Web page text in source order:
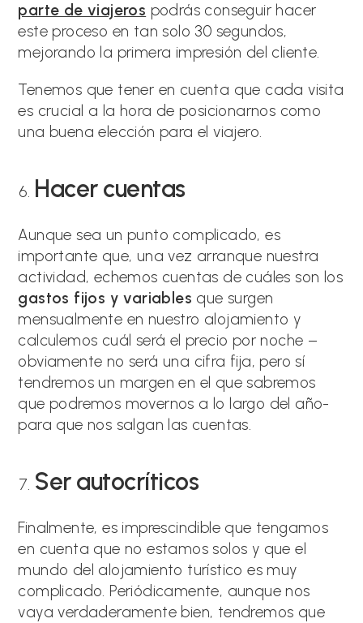
parte de viajeros podrás conseguir hacer
este proceso en tan solo 30 segundos,
mejorando la primera impresión del cliente.
Tenemos que tener en cuenta que cada visita
es crucial a la hora de posicionarnos como
una buena elección para el viajero.
Hacer cuentas
Aunque sea un punto complicado, es
importante que, una vez arranque nuestra
actividad, echemos cuentas de cuáles son los
gastos fijos y variables que surgen
mensualmente en nuestro alojamiento y
calculemos cuál será el precio por noche –
obviamente no será una cifra fija, pero sí
tendremos un margen en el que sabremos
que podremos movernos a lo largo del año-
para que nos salgan las cuentas.
Ser autocríticos
Finalmente, es imprescindible que tengamos
en cuenta que no estamos solos y que el
mundo del alojamiento turístico es muy
complicado. Periódicamente, aunque nos
vaya verdaderamente bien, tendremos que